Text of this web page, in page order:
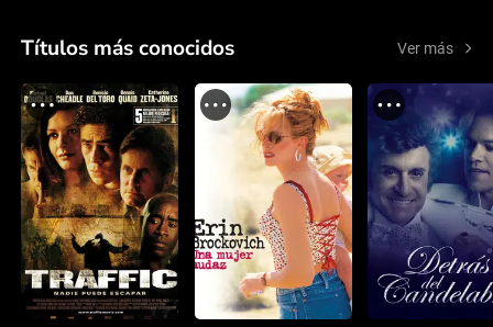
Títulos más conocidos Ver más